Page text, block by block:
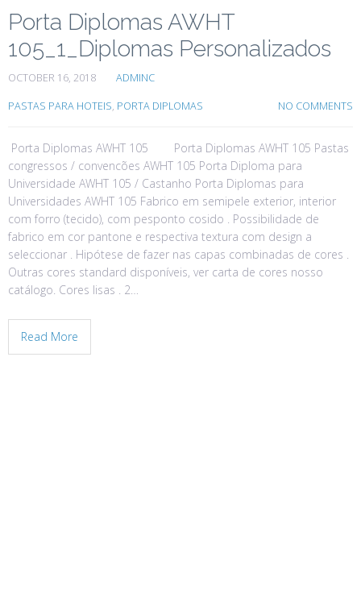
Porta Diplomas AWHT
105_1_Diplomas Personalizados
OCTOBER 16, 2018 ADMINC
PASTAS PARA HOTEIS, PORTA DIPLOMAS NO COMMENTS
Porta Diplomas AWHT 105 Porta Diplomas AWHT 105 Pastas
congressos / convencões AWHT 105 Porta Diploma para
Universidade AWHT 105 / Castanho Porta Diplomas para
Universidades AWHT 105 Fabrico em semipele exterior, interior
com forro (tecido), com pesponto cosido . Possibilidade de
fabrico em cor pantone e respectiva textura com design a
seleccionar . Hipótese de fazer nas capas combinadas de cores .
Outras cores standard disponíveis, ver carta de cores nosso
catálogo. Cores lisas . 2…
Read More